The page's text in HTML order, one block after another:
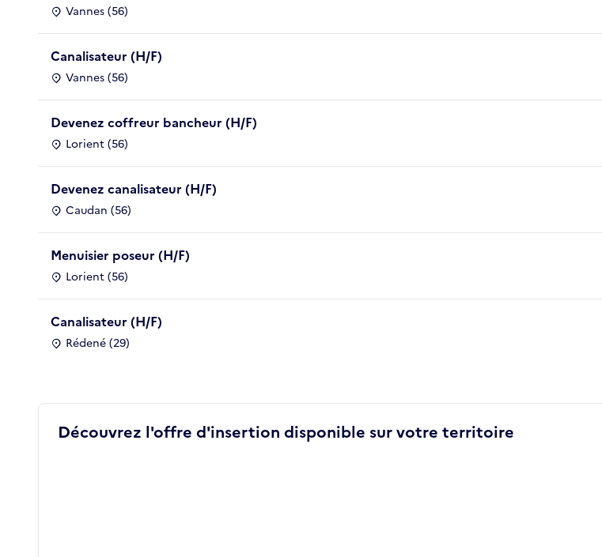
Vannes (56)
Canalisateur (H/F)
Vannes (56)
Devenez coffreur bancheur (H/F)
Lorient (56)
Devenez canalisateur (H/F)
Caudan (56)
Menuisier poseur (H/F)
Lorient (56)
Canalisateur (H/F)
Rédené (29)
Découvrez l'offre d'insertion disponible sur votre territoire